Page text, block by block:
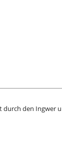
durch den Ingwer